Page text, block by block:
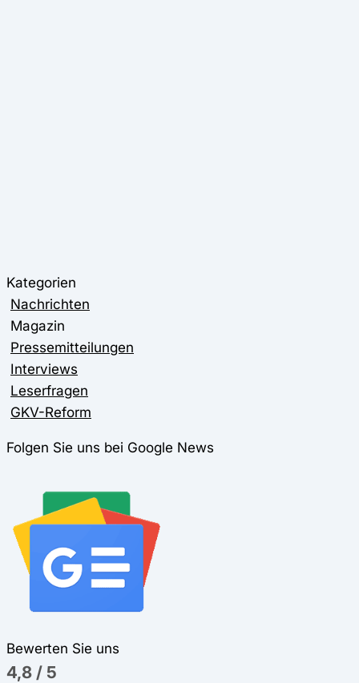
Kategorien
Nachrichten
Magazin
Pressemitteilungen
Interviews
Leserfragen
GKV-Reform
Folgen Sie uns bei Google News
Bewerten Sie uns
4,8 / 5